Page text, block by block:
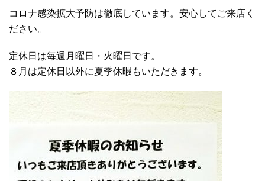
コロナ感染拡大予防は徹底しています。安心してご来店く
ださい。
定休日は毎週月曜日・火曜日です。
８月は定休日以外に夏季休暇もいただきます。